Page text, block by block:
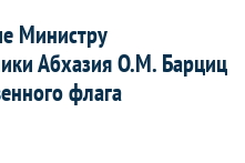
Министру
Абхазия О.М. Барциц
флага